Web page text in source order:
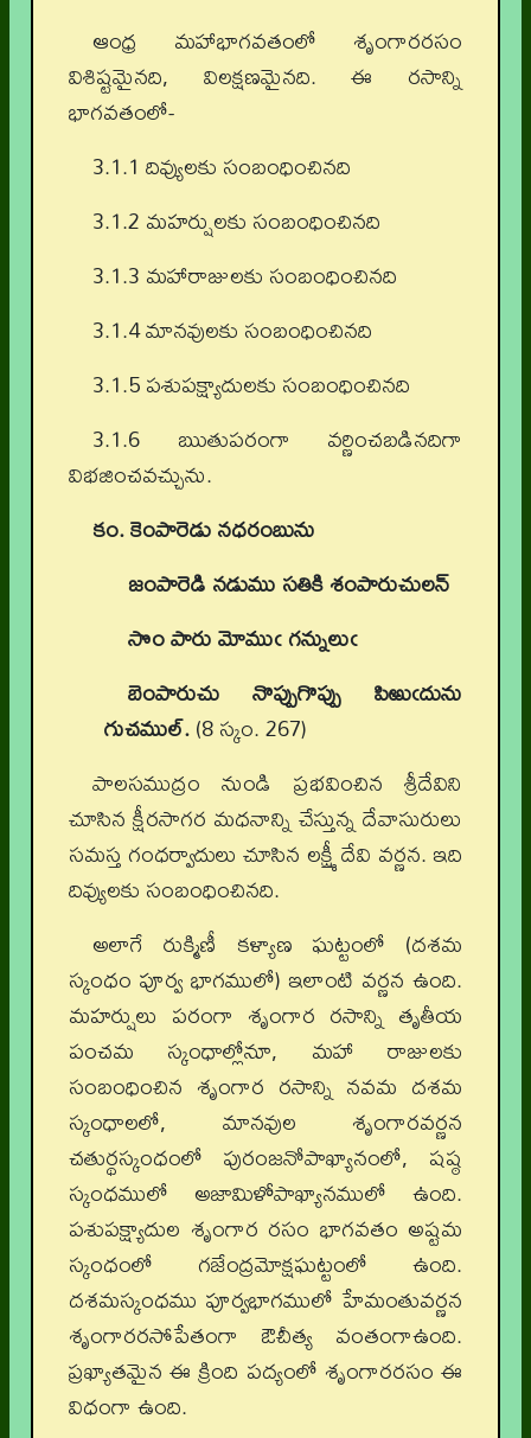
ఆంధ్ర మహాభాగవతంలో శృంగారరసం
విశిష్టమైనది, విలక్షణమైనది. ఈ రసాన్ని
భాగవతంలో-
3.1.1 దివ్యులకు సంబంధించినది
3.1.2 మహర్షులకు సంబంధించినది
3.1.3 మహారాజులకు సంబంధించినది
3.1.4 మానవులకు సంబంధించినది
3.1.5 పశుపక్ష్యాదులకు సంబంధించినది
3.1.6 ఋతుపరంగా వర్ణించబడినదిగా
విభజించవచ్చును.
కం.కెంపారెడు నధరంబును
జంపారెడి నడుము సతికి శంపారుచులన్
సొం పారు మోముఁ గన్నులుఁ
బెంపారుచు నొప్పుగొప్పు పిఱుఁదును
గుచముల్.(8 స్కం. 267)
పాలసముద్రం నుండి ప్రభవించిన శ్రీదేవిని
చూసిన క్షీరసాగర మధనాన్ని చేస్తున్న దేవాసురులు
సమస్త గంధర్వాదులు చూసిన లక్ష్మీ దేవి వర్ణన. ఇది
దివ్యులకు సంబంధించినది.
అలాగే రుక్మిణీ కళ్యాణ ఘట్టంలో (దశమ
స్కంధం పూర్వ భాగములో) ఇలాంటి వర్ణన ఉంది.
మహర్షులు పరంగా శృంగార రసాన్ని తృతీయ
పంచమ స్కంధాల్లోనూ, మహా రాజులకు
సంబంధించిన శృంగార రసాన్ని నవమ దశమ
స్కంధాలలో, మానవుల శృంగారవర్ణన
చతుర్థస్కంధంలో పురంజనోపాఖ్యానంలో, షష్ఠ
స్కంధములో అజామిళోపాఖ్యానములో ఉంది.
పశుపక్ష్యాదుల శృంగార రసం భాగవతం అష్టమ
స్కంధంలో గజేంద్రమోక్షఘట్టంలో ఉంది.
దశమస్కంధము పూర్వభాగములో హేమంతువర్ణన
శృంగారరసోపేతంగా ఔచీత్య వంతంగాఉంది.
ప్రఖ్యాతమైన ఈ క్రింది పద్యంలో శృంగారరసం ఈ
విధంగా ఉంది.